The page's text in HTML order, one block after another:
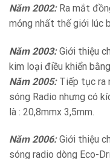
Năm 2002:Ra mắt
mỏng nhất thế giới lúc
Năm 2003:Giới thiệu
kim loại điều khiển
Năm 2005:Tiếp tục ra
sóng Radio nhưng có
là : 20,8mmx 3,5mm.
Năm 2006:Giới thiệu
sóng radio dòng Eco-